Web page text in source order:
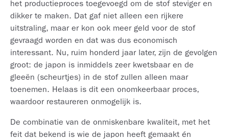
het productieproces toegevoegd om de stof steviger en
dikker te maken. Dat gaf niet alleen een rijkere
uitstraling, maar er kon ook meer geld voor de stof
gevraagd worden en dat was dus economisch
interessant. Nu, ruim honderd jaar later, zijn de gevolgen
groot: de japon is inmiddels zeer kwetsbaar en de
gleeën (scheurtjes) in de stof zullen alleen maar
toenemen. Helaas is dit een onomkeerbaar proces,
waardoor restaureren onmogelijk is.
De combinatie van de onmiskenbare kwaliteit, met het
feit dat bekend is wie de japon heeft gemaakt én